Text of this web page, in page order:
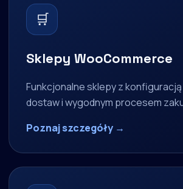
🛒
Sklepy WooCommerce
Funkcjonalne sklepy z konfiguracją
dostaw i wygodnym procesem
Poznaj szczegóły →